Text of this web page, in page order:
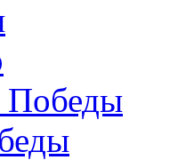
Победы